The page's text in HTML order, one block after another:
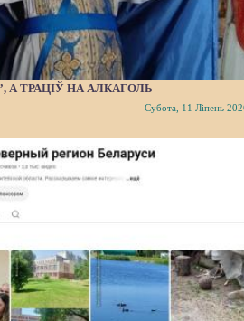
А ТРАЦІЎ НА АЛКАГОЛЬ
Субота, 11 Ліпень